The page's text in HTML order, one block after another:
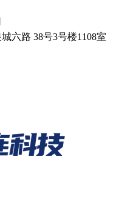
六路 38号3号楼1108室